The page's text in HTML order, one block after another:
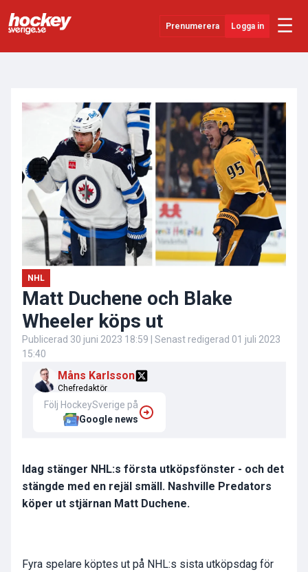
Prenumerera Logga in ☰
Evenemang
Övrigt
NHL
Matt Duchene och Blake
Wheeler köps ut
Publicerad 30 juni 2023 18:59 | Senast redigerad 01 juli 2023
15:40
Måns Karlsson
Chefredaktör
Följ HockeySverige på
Google news
Idag stänger NHL:s första utköpsfönster - och det
stängde med en rejäl smäll. Nashville Predators
köper ut stjärnan Matt Duchene.
Fyra spelare köptes ut på NHL:s sista utköpsdag för